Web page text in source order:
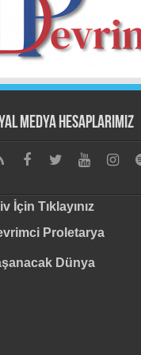
Medya Hesaplarımız
İçin Tıklayınız
Proletarya
Dünya